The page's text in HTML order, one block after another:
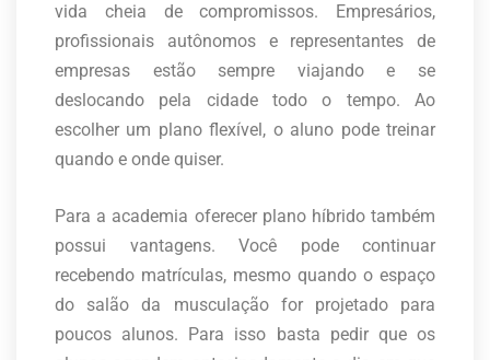
vida cheia de compromissos. Empresários,
profissionais autônomos e representantes de
empresas estão sempre viajando e se
deslocando pela cidade todo o tempo. Ao
escolher um plano flexível, o aluno pode treinar
quando e onde quiser.
Para a academia oferecer plano híbrido também
possui vantagens. Você pode continuar
recebendo matrículas, mesmo quando o espaço
do salão da musculação for projetado para
poucos alunos. Para isso basta pedir que os